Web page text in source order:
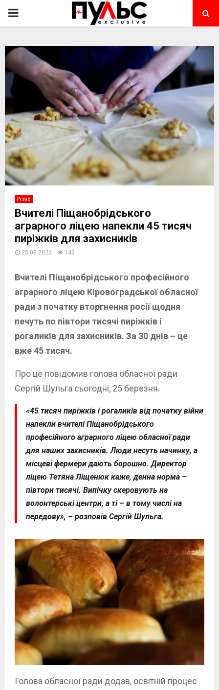
PRIMARY
Різне
Вчителі Піщанобрідського
аграрного ліцею напекли 45 тисяч
пиріжків для захисників
25.03.2022 143
Вчителі Піщанобрідського професійного
аграрного ліцею Кіровоградської обласної
ради з початку вторгнення росії щодня
печуть по півтори тисячі пиріжків і
рогаликів для захисників. За 30 днів – це
вже 45 тисяч.
Про це повідомив голова обласної ради
Сергій Шульга сьогодні, 25 березня.
«45 тисяч пиріжків і рогаликів від початку війни
напекли вчителі Піщанобрідського
професійного аграрного ліцею обласної ради
для наших захисників. Люди несуть начинку, а
місцеві фермери дають борошно. Директор
ліцею Тетяна Ліщенюк каже, денна норма –
півтори тисячі. Випічку скеровують на
волонтерські центри, а ті – в тому числі на
передову», – розповів Сергій Шульга.
Голова обласної ради додав, освітній процес